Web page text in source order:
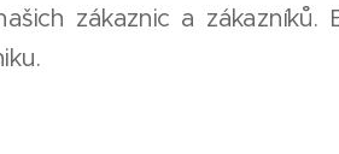
zákaznic a